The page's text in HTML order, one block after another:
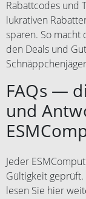
Rabattcodes und
lukrativen
sparen. So macht
den Deals und
FAQs —
und
Jeder
Gültigkeit
lesen Sie hier